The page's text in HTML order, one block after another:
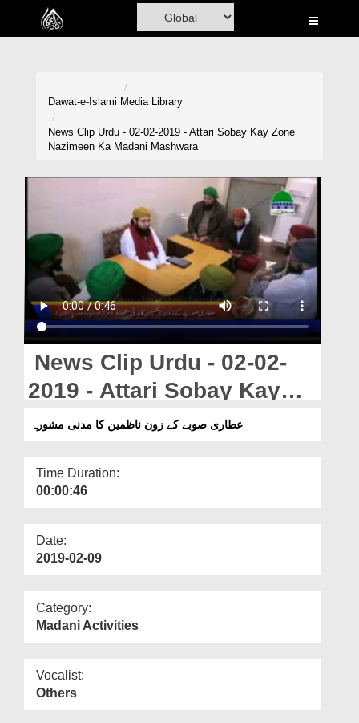
Home
Donation
Magazine
Departments
Our Websites
More
Dawat-e-Islami Media Library
News Clip Urdu - 02-02-2019 - Attari Sobay Kay Zone
Nazimeen Ka Madani Mashwara
News Clip Urdu - 02-02-
2019 - Attari Sobay Kay
Zone Nazimeen Ka Madani
عطاری صوبے کے زون ناظمین کا مدنی مشورہ
Time Duration:
00:00:46
Date:
2019-02-09
Category:
Madani Activities
Vocalist:
Others